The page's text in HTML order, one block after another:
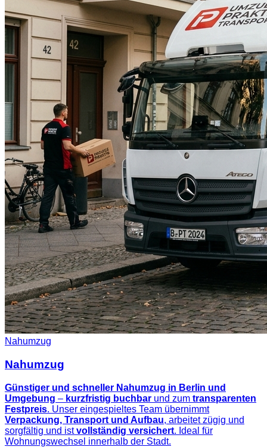
Nahumzug
Nahumzug
Günstiger und schneller Nahumzug in Berlin und
Umgebung – kurzfristig buchbar und zum transparenten
Festpreis. Unser eingespieltes Team übernimmt
Verpackung, Transport und Aufbau, arbeitet zügig und
sorgfältig und istvollständig versichert. Ideal für
Wohnungswechsel innerhalb der Stadt.